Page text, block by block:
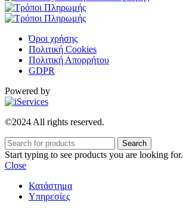
Όροι χρήσης
Πολιτική Cookies
Πολιτική Απορρήτου
GDPR
Powered by
©2024 All rights reserved.
Search
Start typing to see products you are looking for.
Close
Κατάστημα
Υπηρεσίες